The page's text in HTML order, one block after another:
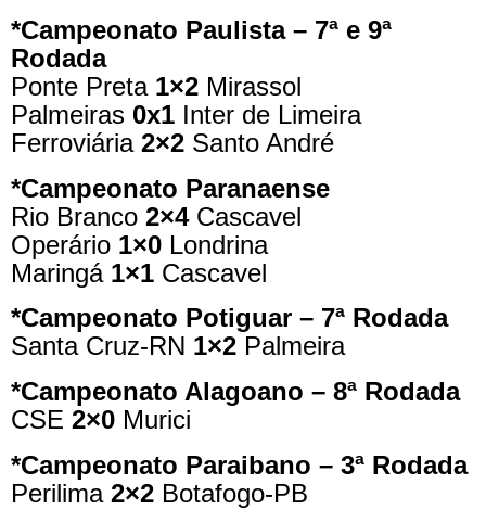
*Campeonato Paulista – 7ª e 9ª
Rodada
Ponte Preta 1×2 Mirassol
Palmeiras 0x1 Inter de Limeira
Ferroviária 2×2 Santo André
*Campeonato Paranaense
Rio Branco 2×4Cascavel
Operário 1×0 Londrina
Maringá 1×1 Cascavel
*Campeonato Potiguar – 7ª Rodada
Santa Cruz-RN 1×2 Palmeira
*Campeonato Alagoano – 8ª Rodada
CSE 2×0 Murici
*Campeonato Paraibano – 3ª Rodada
Perilima 2×2 Botafogo-PB